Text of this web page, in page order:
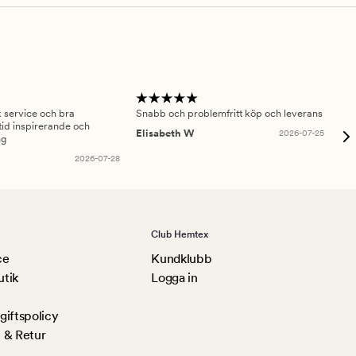
service och bra
inspirerande och
2026-07-28
Snabb och problemfritt köp och leverans
Elisabeth W
2026-07-25
Retur
Club Hemtex
Kundklubb
Logga in